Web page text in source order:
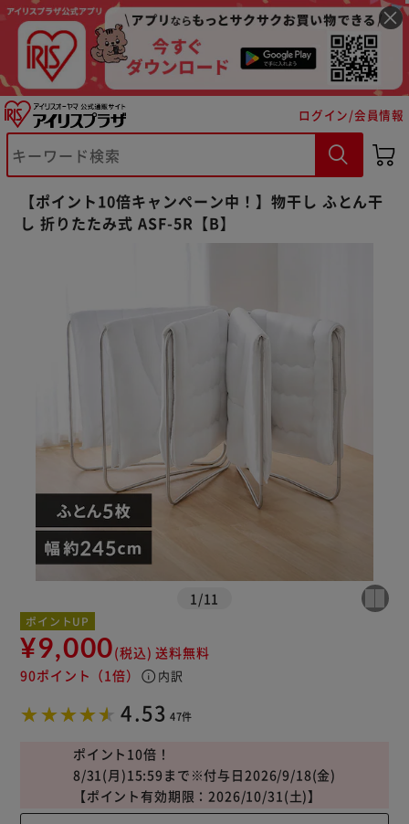
ログイン/会員情報
【ポイント10倍キャンペーン中！】物干し ふとん干
し 折りたたみ式 ASF-5R【B】
1 /11
ポイントUP
¥9,000(税込) 送料無料
90ポイント （1倍） info 内訳
4.53 47件
ポイント10倍！
8/31(月)15:59まで※付与日2026/9/18(金)
【ポイント有効期限：2026/10/31(土)】
※ご確認ください
カートに入れる 購入手続きへ